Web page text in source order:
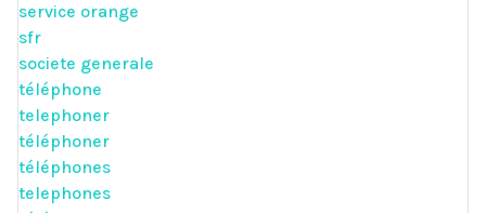
service orange
sfr
societe generale
téléphone
telephoner
téléphoner
téléphones
telephones